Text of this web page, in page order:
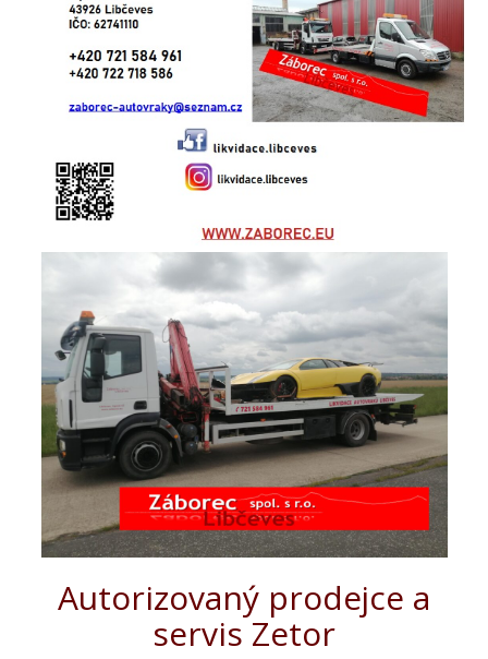
Autorizovaný prodejce a
servis Zetor